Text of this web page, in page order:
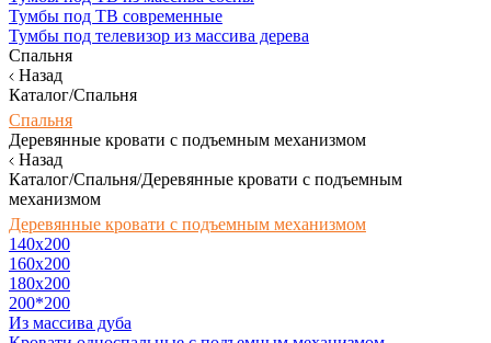
Тумбы под ТВ современные
Тумбы под телевизор из массива дерева
Спальня
Назад
Каталог/Спальня
Спальня
Деревянные кровати с подъемным механизмом
Назад
Каталог/Спальня/Деревянные кровати с подъемным
механизмом
Деревянные кровати с подъемным механизмом
140x200
160х200
180х200
200*200
Из массива дуба